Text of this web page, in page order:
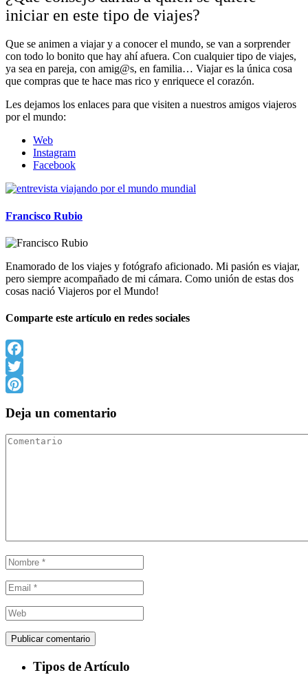
iniciar en este tipo de viajes?
Que se animen a viajar y a conocer el mundo, se van a sorprender
con todo lo bonito que hay ahí afuera. Con cualquier tipo de viajes,
ya sea en pareja, con amig@s, en familia… Viajar es la única cosa
que compras que te hace mas rico y enriquece el corazón.
Les dejamos los enlaces para que visiten a nuestros amigos viajeros
por el mundo:
Web
Instagram
Facebook
Francisco Rubio
Enamorado de los viajes y fotógrafo aficionado. Mi pasión es viajar,
pero siempre acompañado de mi cámara. Como unión de estas dos
cosas nació Viajeros por el Mundo!
Comparte este artículo en redes sociales
Facebook
Twitter
Deja un comentario
Tipos de Artículo